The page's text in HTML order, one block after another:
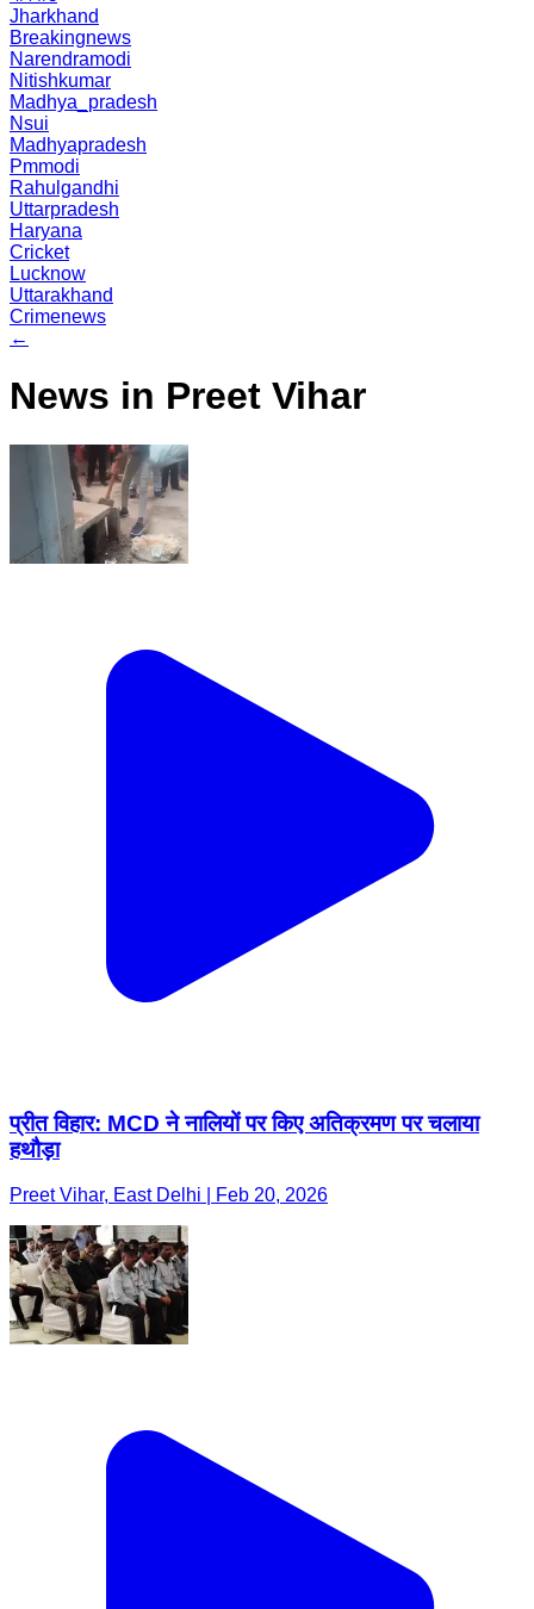
Jharkhand
Breakingnews
Narendramodi
Nitishkumar
Madhya_pradesh
Nsui
Madhyapradesh
Pmmodi
Rahulgandhi
Uttarpradesh
Haryana
Cricket
Lucknow
Uttarakhand
Crimenews
←
News in Preet Vihar
प्रीत विहार: MCD ने नालियों पर किए अतिक्रमण पर चलाया
हथौड़ा
Preet Vihar, East Delhi | Feb 20, 2026